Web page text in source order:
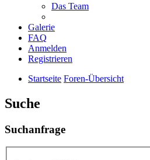
Das Team
Galerie
FAQ
Anmelden
Registrieren
Startseite Foren-Übersicht
Suche
Suchanfrage